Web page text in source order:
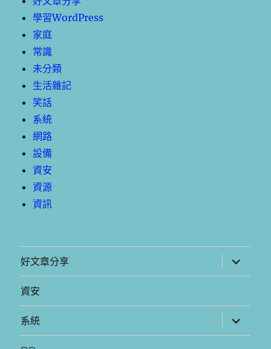
學習WordPress
家庭
常識
未分類
生活雜記
笑話
系統
網路
設備
資安
資源
資訊
好文章分享
展
開
子
資安
系統
展
開
子